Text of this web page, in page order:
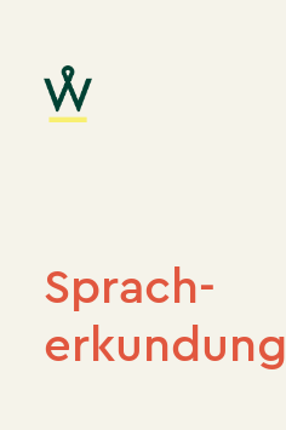
Sprach-
erkundung